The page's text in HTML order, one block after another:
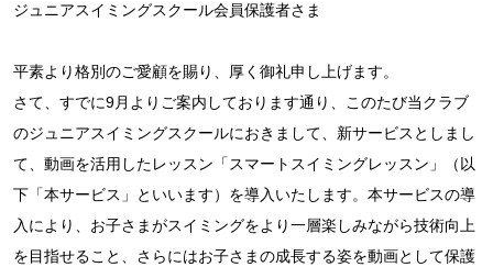
ジュニアスイミングスクール会員保護者さま
平素より格別のご愛顧を賜り、厚く御礼申し上げます。
さて、すでに9月よりご案内しております通り、このたび当クラブ
のジュニアスイミングスクールにおきまして、新サービスとしまし
て、動画を活用したレッスン「スマートスイミングレッスン」（以
下「本サービス」といいます）を導入いたします。本サービスの導
入により、お子さまがスイミングをより一層楽しみながら技術向上
を目指せること、さらにはお子さまの成長する姿を動画として保護